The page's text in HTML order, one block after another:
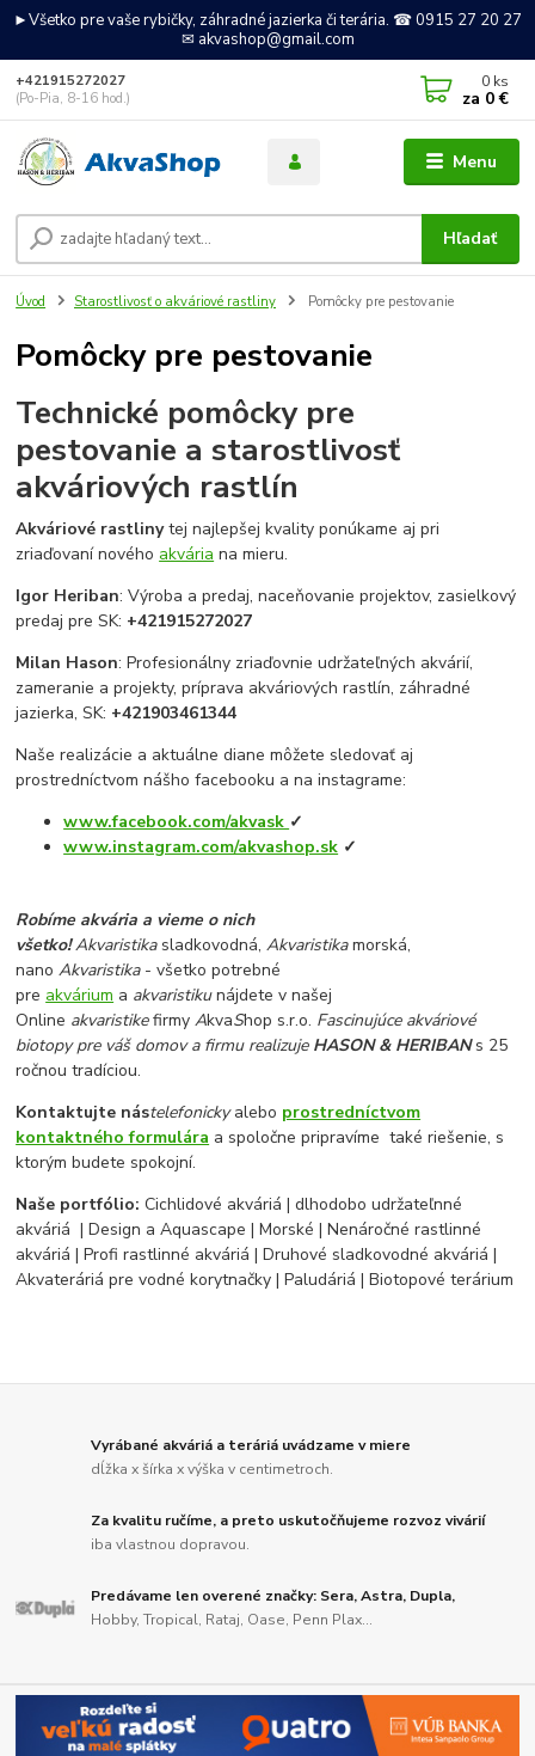
►Všetko pre vaše rybičky, záhradné jazierka či terária. ☎ 0915 27 20 27
✉ akvashop@gmail.com
Menu
Hľadať
+421915272027
(Po-Pia, 8-16 hod.)
0 ks
za 0 €
Úvod Starostlivosť o akváriové rastliny Pomôcky pre pestovanie
Pomôcky pre pestovanie
Technické pomôcky pre
pestovanie a starostlivosť
akváriových rastlín
Akváriové rastlinytej najlepšej kvality ponúkame aj pri
zriaďovaní nového akvária na mieru.
Igor Heriban: Výroba a predaj, naceňovanie projektov, zasielkový
predaj pre SK: +421915272027
Milan Hason: Profesionálny zriaďovnie udržateľných akvárií,
zameranie a projekty, príprava akváriových rastlín, záhradné
jazierka, SK: +421903461344
Naše realizácie a aktuálne diane môžete sledovať aj
prostredníctvom nášho facebooku a na instagrame:
www.facebook.com/akvask ✓
www.instagram.com/akvashop.sk ✓
Robíme akvária a vieme o nich
všetko!Akvaristikasladkovodná,Akvaristikamorská,
nanoAkvaristika- všetko potrebné
pre akvárium a akvaristikunájdete v našej
Online akvaristikefirmyAkvaShop s.r.o. Fascinujúce akváriové
biotopy pre váš domov a firmu realizuje HASON & HERIBANs 25
ročnou tradíciou.
Kontaktujte nástelefonickyalebo prostredníctvom
kontaktného formulára a spoločne pripravíme také riešenie, s
ktorým budete spokojní.
Naše portfólio: Cichlidové akváriá | dlhodobo udržateľnné
akváriá | Design a Aquascape | Morské | Nenáročné rastlinné
akváriá | Profi rastlinné akváriá | Druhové sladkovodné akváriá |
Akvateráriá pre vodné korytnačky | Paludáriá | Biotopové terárium
Vyrábané akváriá a teráriá uvádzame v miere
dĺžka x šírka x výška v centimetroch.
Za kvalitu ručíme, a preto uskutočňujeme rozvoz vivárií
iba vlastnou dopravou.
Predávame len overené značky: Sera, Astra, Dupla,
Hobby, Tropical, Rataj, Oase, Penn Plax...